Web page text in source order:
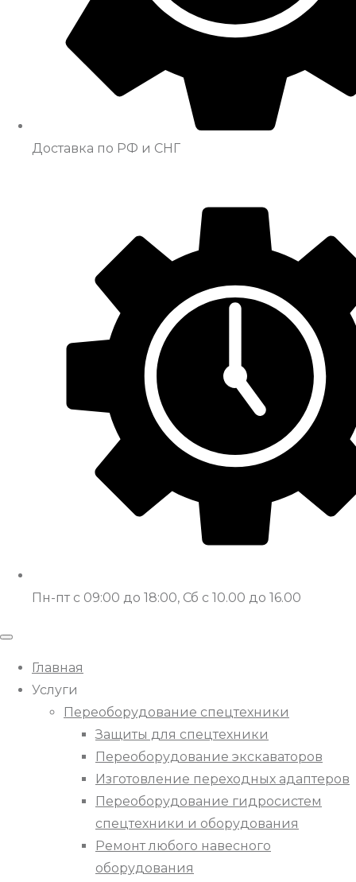
Доставка по РФ и СНГ
Пн-пт с 09:00 до 18:00, Сб с 10.00 до 16.00
Главная
Услуги
Переоборудование спецтехники
Защиты для спецтехники
Переоборудование экскаваторов
Изготовление переходных адаптеров
Переоборудование гидросистем
спецтехники и оборудования
Ремонт любого навесного
оборудования